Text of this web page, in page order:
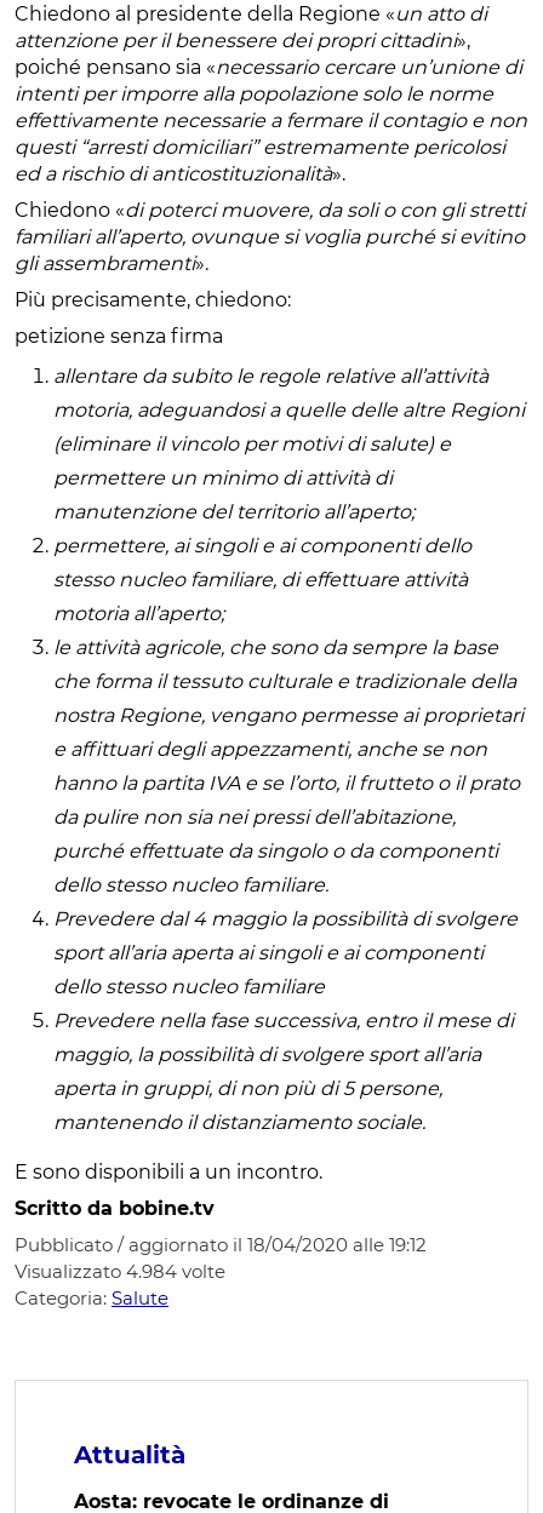
Chiedono al presidente della Regione «un atto di
attenzione per il benessere dei propri cittadini»,
poiché pensano sia «necessario cercare un’unione di
intenti per imporre alla popolazione solo le norme
effettivamente necessarie a fermare il contagio e non
questi “arresti domiciliari” estremamente pericolosi
ed a rischio di anticostituzionalità».
Chiedono «di poterci muovere, da soli o con gli stretti
familiari all’aperto, ovunque si voglia purché si evitino
gli assembramenti».
Più precisamente, chiedono:
petizione senza firma
allentare da subito le regole relative all’attività
motoria, adeguandosi a quelle delle altre Regioni
(eliminare il vincolo per motivi di salute) e
permettere un minimo di attività di
manutenzione del territorio all’aperto;
permettere, ai singoli e ai componenti dello
stesso nucleo familiare, di effettuare attività
motoria all’aperto;
le attività agricole, che sono da sempre la base
che forma il tessuto culturale e tradizionale della
nostra Regione, vengano permesse ai proprietari
e affittuari degli appezzamenti, anche se non
hanno la partita IVA e se l’orto, il frutteto o il prato
da pulire non sia nei pressi dell’abitazione,
purché effettuate da singolo o da componenti
dello stesso nucleo familiare.
Prevedere dal 4 maggio la possibilità di svolgere
sport all’aria aperta ai singoli e ai componenti
dello stesso nucleo familiare
Prevedere nella fase successiva, entro il mese di
maggio, la possibilità di svolgere sport all’aria
aperta in gruppi, di non più di 5 persone,
mantenendo il distanziamento sociale.
E sono disponibili a un incontro.
Scritto da bobine.tv
Pubblicato / aggiornato il 18/04/2020 alle 19:12
Visualizzato 4.984 volte
Categoria: Salute
Attualità
Aosta: revocate le ordinanze di